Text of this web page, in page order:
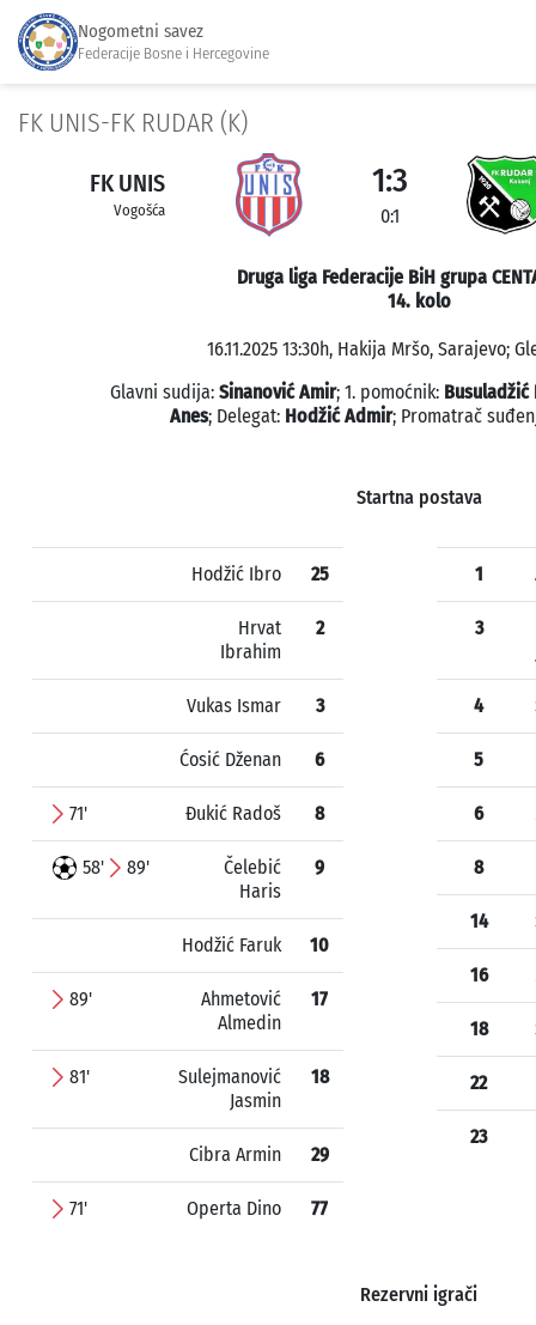
Nogometni savez
Federacije Bosne i Hercegovine
FK UNIS-FK RUDAR (K)
FK UNIS
Vogošća
1:3
0:1
Druga liga Federacije BiH grupa
14. kolo
16.11.2025 13:30h, Hakija Mršo, Sarajevo;
Glavni sudija: Sinanović Amir; 1. pomoćnik: Busuladžić
Anes; Delegat: Hodžić Admir; Promatrač
Startna postava
Hodžić Ibro 25
Hrvat
Ibrahim
2
Vukas Ismar 3
Ćosić Dženan 6
71' Đukić Radoš 8
58' 89'
Čelebić
Haris
9
Hodžić Faruk 10
89'
Ahmetović
Almedin
17
81'
Sulejmanović
Jasmin
18
Cibra Armin 29
71' Operta Dino 77
1
3
4
5
6
8
14
16
18
22
23
Rezervni igrači